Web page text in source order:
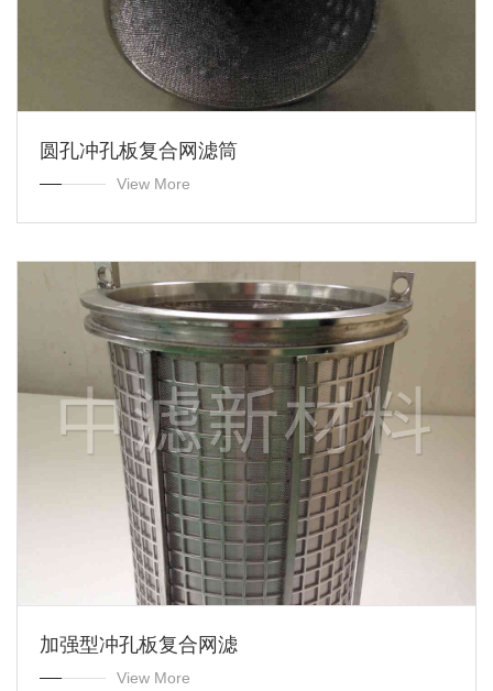
圆孔冲孔板复合网滤筒
View More
加强型冲孔板复合网滤
View More